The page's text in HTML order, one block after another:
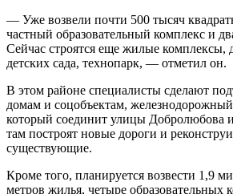
— Уже возвели почти 500 тысяч
частный образовательный комплекс и
Сейчас строятся еще жилые комплексы,
детских сада, технопарк, — отметил он.
В этом районе специалисты сделают
домам и соцобъектам,
который соединит улицы Добролюбова
там построят новые дороги и
существующие.
Кроме того, планируется возвести 1,9
метров жилья, четыре образовательных